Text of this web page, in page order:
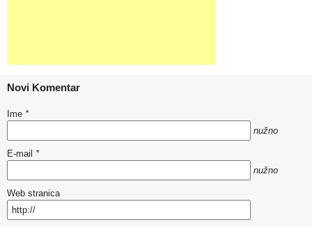
Novi Komentar
Ime *
nužno
E-mail *
nužno
Web stranica